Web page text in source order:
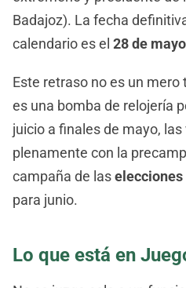
Badajoz). La fecha
calendario es el 28 de
Este retraso no es un
es una bomba de relojería
juicio a finales de mayo,
plenamente con la
campaña de las
para junio.
Lo que está en